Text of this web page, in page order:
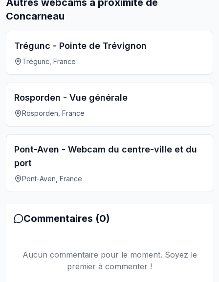
Autres webcams à proximité de
Concarneau
Trégunc - Pointe de Trévignon
Trégunc, France
Rosporden - Vue générale
Rosporden, France
Pont-Aven - Webcam du centre-ville et du
port
Pont-Aven, France
Commentaires (0)
Aucun commentaire pour le moment. Soyez le
premier à commenter !